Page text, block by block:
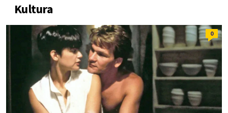
Kultura
0